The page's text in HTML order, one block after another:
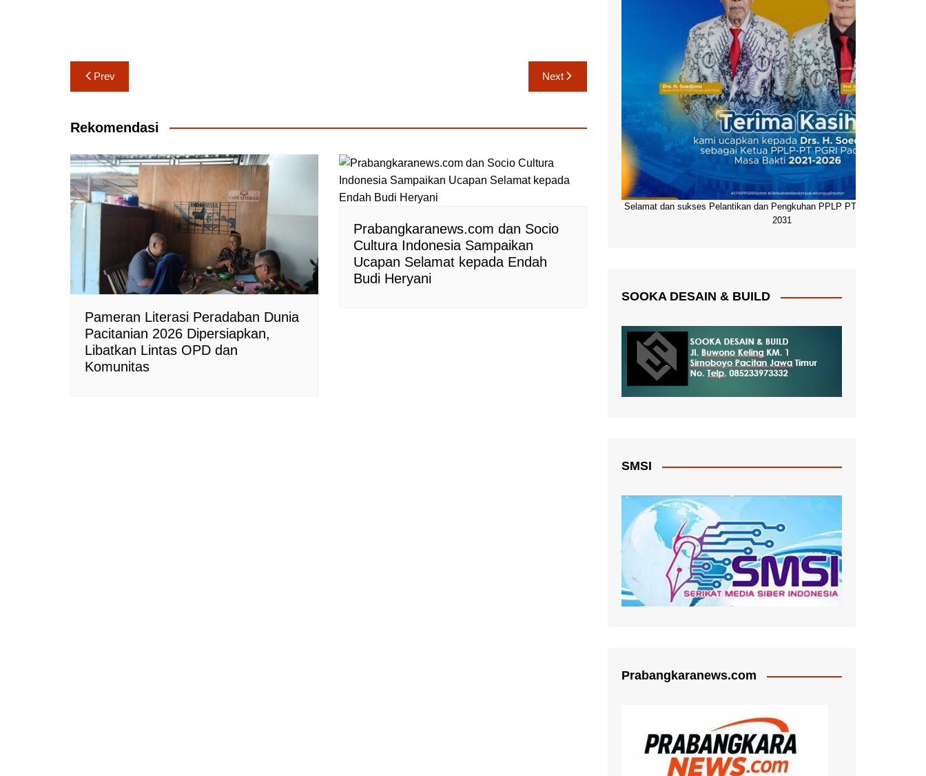
Navigasi
pos
Prev Next
Rekomendasi
Pameran Literasi Peradaban Dunia
Pacitanian 2026 Dipersiapkan,
Libatkan Lintas OPD dan
Komunitas
Prabangkaranews.com dan Socio
Cultura Indonesia Sampaikan
Ucapan Selamat kepada Endah
Budi Heryani
Selamat dan sukses Pelantikan dan Pengkuhan PPLP PT PGRI Pacitan
2031
SOOKA DESAIN & BUILD
SMSI
Prabangkaranews.com